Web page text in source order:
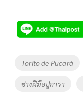
Tags
Torito de Pucará
ช่างฝีมือปูการา